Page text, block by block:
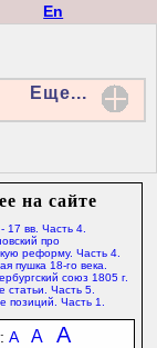
En
Еще...
на сайте
17 вв. Часть 4.
про
реформу. Часть 4.
пушка 18-го века.
союз 1805 г.
статьи. Часть 5.
позиций. Часть 1.
A A A